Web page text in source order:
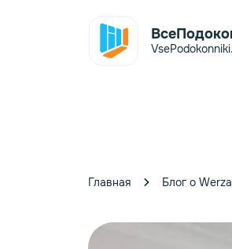
Главная Блог о